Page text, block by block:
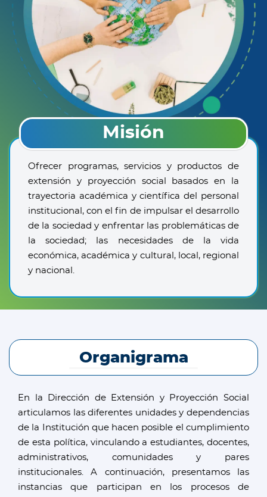
Misión
Ofrecer programas, servicios y productos de
extensión y proyección social basados en la
trayectoria académica y científica del personal
institucional, con el fin de impulsar el desarrollo
de la sociedad y enfrentar las problemáticas de
la sociedad; las necesidades de la vida
económica, académica y cultural, local, regional
y nacional.
Organigrama
En la Dirección de Extensión y Proyección Social
articulamos las diferentes unidades y dependencias
de la Institución que hacen posible el cumplimiento
de esta política, vinculando a estudiantes, docentes,
administrativos, comunidades y pares
institucionales. A continuación, presentamos las
instancias que participan en los procesos de